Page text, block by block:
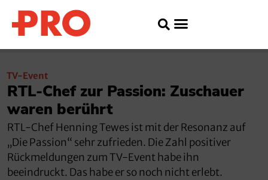
TV-Event
RTL-Chef zur Passion: Zuschauer
waren berührt
RTL-Chef Henning Tewes ist mit der Resonanz auf
„Die Passion“ sehr zufrieden. Die Zahl positiver
Rückmeldungen zum TV-Event habe ihn
beeindruckt. Das habe er so noch nicht erlebt.